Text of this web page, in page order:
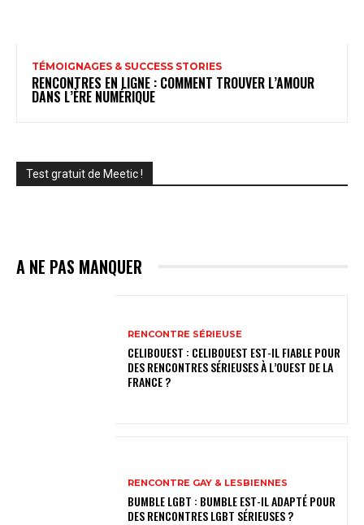
TÉMOIGNAGES & SUCCESS STORIES
RENCONTRES EN LIGNE : COMMENT TROUVER L’AMOUR
DANS L’ÈRE NUMÉRIQUE
Test gratuit de Meetic !
A NE PAS MANQUER
RENCONTRE SÉRIEUSE
CELIBOUEST : CELIBOUEST EST-IL FIABLE POUR
DES RENCONTRES SÉRIEUSES À L’OUEST DE LA
FRANCE ?
RENCONTRE GAY & LESBIENNES
BUMBLE LGBT : BUMBLE EST-IL ADAPTÉ POUR
DES RENCONTRES LGBT SÉRIEUSES ?